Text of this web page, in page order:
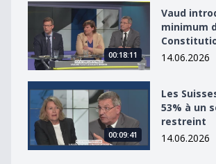
Vaud introduit le salaire minimum
00:18:11
Vaud
minimum
14.06.2026
Les Suisses disent oui à 53% à un
00:09:41
Les
53% à un
restreint
14.06.2026